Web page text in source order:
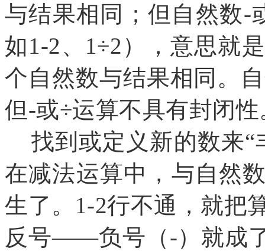
与结果相同；但自然数-
如1-2、1÷2），意思就
个自然数与结果相同。
但-或÷运算不具有封闭性
找到或定义新的数来“
在减法运算中，与自然
生了。1-2行不通，就把
反号——负号（-）就成